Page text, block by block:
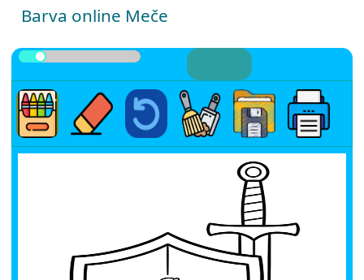
Barva online Meče